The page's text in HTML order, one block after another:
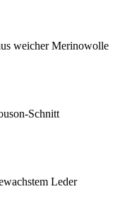
weicher Merinowolle
Schnitt
Leder